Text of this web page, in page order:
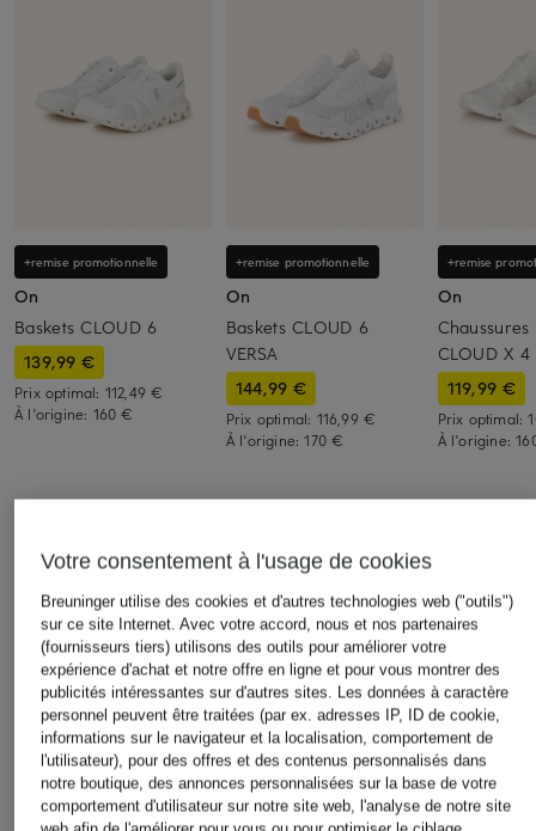
+remise promotionnelle
On
Baskets CLOUD 6
139,99 €
Prix optimal: 112,49 €
À l'origine: 160 €
+remise promotionnelle
On
Baskets CLOUD 6
VERSA
144,99 €
Prix optimal: 116,99 €
À l'origine:170 €
+remise
On
CLOUD X 4
119,99 €
Prix optimal:
À l'origine:
Votre consentement à l'usage de cookies
Breuninger utilise des cookies et d'autres technologies web ("outils")
sur ce site Internet. Avec votre accord, nous et nos partenaires
(fournisseurs tiers) utilisons des outils pour améliorer votre
expérience d'achat et notre offre en ligne et pour vous montrer des
publicités intéressantes sur d'autres sites. Les données à caractère
personnel peuvent être traitées (par ex. adresses IP, ID de cookie,
informations sur le navigateur et la localisation, comportement de
l'utilisateur), pour des offres et des contenus personnalisés dans
notre boutique, des annonces personnalisées sur la base de votre
comportement d'utilisateur sur notre site web, l'analyse de notre site